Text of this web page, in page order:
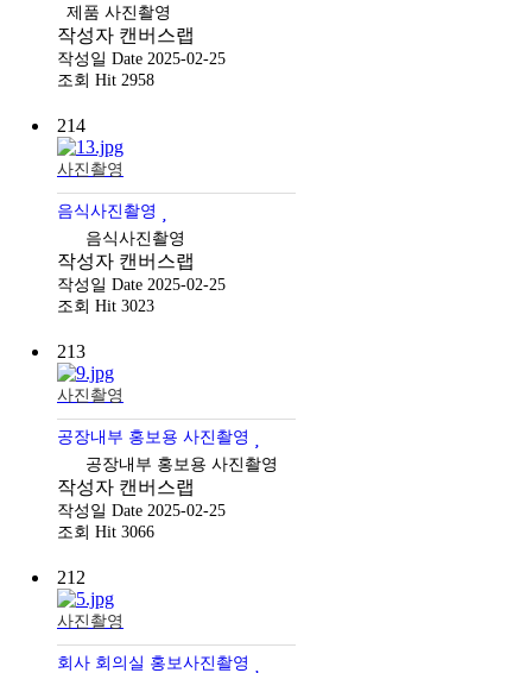
제품 사진촬영
작성자 캔버스랩
작성일 Date 2025-02-25
조회 Hit 2958
214
사진촬영
음식사진촬영
음식사진촬영
작성자 캔버스랩
작성일 Date 2025-02-25
조회 Hit 3023
213
사진촬영
공장내부 홍보용 사진촬영
공장내부 홍보용 사진촬영
작성자 캔버스랩
작성일 Date 2025-02-25
조회 Hit 3066
212
사진촬영
회사 회의실 홍보사진촬영